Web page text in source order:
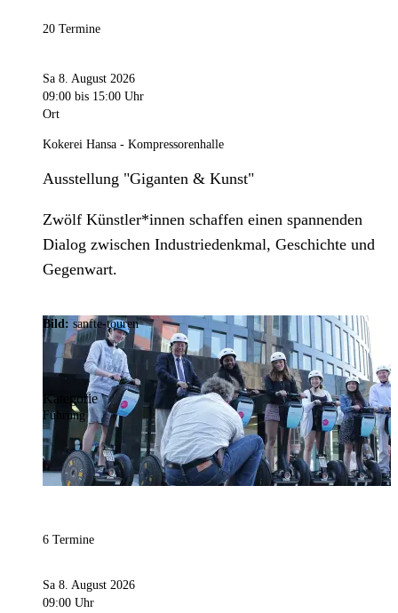
20 Termine
Sa 8. August 2026
09:00 bis 15:00 Uhr
Ort
Kokerei Hansa - Kompressorenhalle
Ausstellung "Giganten & Kunst"
Zwölf Künstler*innen schaffen einen spannenden
Dialog zwischen Industriedenkmal, Geschichte und
Gegenwart.
Bild: sanfte-touren
Kategorie
Führung
6 Termine
Sa 8. August 2026
09:00 Uhr